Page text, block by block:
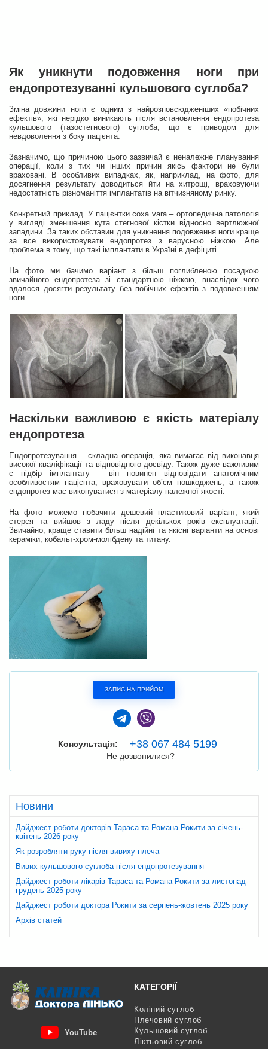
Новини
Дайджест роботи докторів Тараса та Романа Рокити за січень-
квітень 2026 року
Як розробляти руку після вивиху плеча
Вивих кульшового суглоба після ендопротезування
Дайджест роботи лікарів Тараса та Романа Рокити за листопад-
грудень 2025 року
Дайджест роботи доктора Рокити за серпень-жовтень 2025 року
Архів статей
Як уникнути подовження ноги при
ендопротезуванні кульшового суглоба?
Зміна довжини ноги є одним з найрозповсюдженіших «побічних
ефектів», які нерідко виникають після встановлення ендопротеза
кульшового (тазостегнового) суглоба, що є приводом для
невдоволення з боку пацієнта.
Зазначимо, що причиною цього зазвичай є неналежне планування
операції, коли з тих чи інших причин якісь фактори не були
враховані. В особливих випадках, як, наприклад, на фото, для
досягнення результату доводиться йти на хитрощі, враховуючи
недостатність різноманіття імплантатів на вітчизняному ринку.
Конкретний приклад. У пацієнтки coxa vara – ортопедична патологія
у вигляді зменшення кута стегнової кістки відносно вертлюжної
западини. За таких обставин для уникнення подовження ноги краще
за все використовувати ендопротез з варусною ніжкою. Але
проблема в тому, що такі імплантати в Україні в дефіциті.
На фото ми бачимо варіант з більш поглибленою посадкою
звичайного ендопротеза зі стандартною ніжкою, внаслідок чого
вдалося досягти результату без побічних ефектів з подовженням
ноги.
Наскільки важливою є якість матеріалу
ендопротеза
Ендопротезування – складна операція, яка вимагає від виконавця
високої кваліфікації та відповідного досвіду. Також дуже важливим
є підбір імплантату – він повинен відповідати анатомічним
особливостям пацієнта, враховувати об’єм пошкоджень, а також
ендопротез має виконуватися з матеріалу належної якості.
На фото можемо побачити дешевий пластиковий варіант, який
стерся та вийшов з ладу після декількох років експлуатації.
Звичайно, краще ставити більш надійні та якісні варіанти на основі
кераміки, кобальт-хром-молібдену та титану.
ЗАПИС НА ПРИЙОМ
Консультація: +38 067 484 5199
Не дозвонилися?
YouTube
КАТЕГОРІЇ
Коліний суглоб
Плечовий суглоб
Кульшовий суглоб
Ліктьовий суглоб